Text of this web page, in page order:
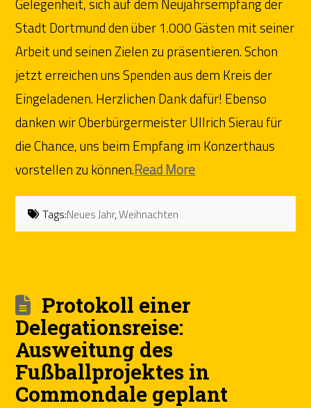
Stadt Dortmund den über 1.000 Gästen mit seiner
Arbeit und seinen Zielen zu präsentieren. Schon
jetzt erreichen uns Spenden aus dem Kreis der
Eingeladenen. Herzlichen Dank dafür! Ebenso
danken wir Oberbürgermeister Ullrich Sierau für
die Chance, uns beim Empfang im Konzerthaus
vorstellen zu können.Read More
Tags:Neues Jahr,Weihnachten
Protokoll einer
Delegationsreise:
Ausweitung des
Fußballprojektes in
Commondale geplant